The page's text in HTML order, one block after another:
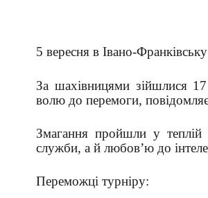
5 вересня в Івано-
За шахівницями зійшлися 17
волю до перемоги,
Змагання пройшли у
служби, а й любов’ю до
Переможці турніру: